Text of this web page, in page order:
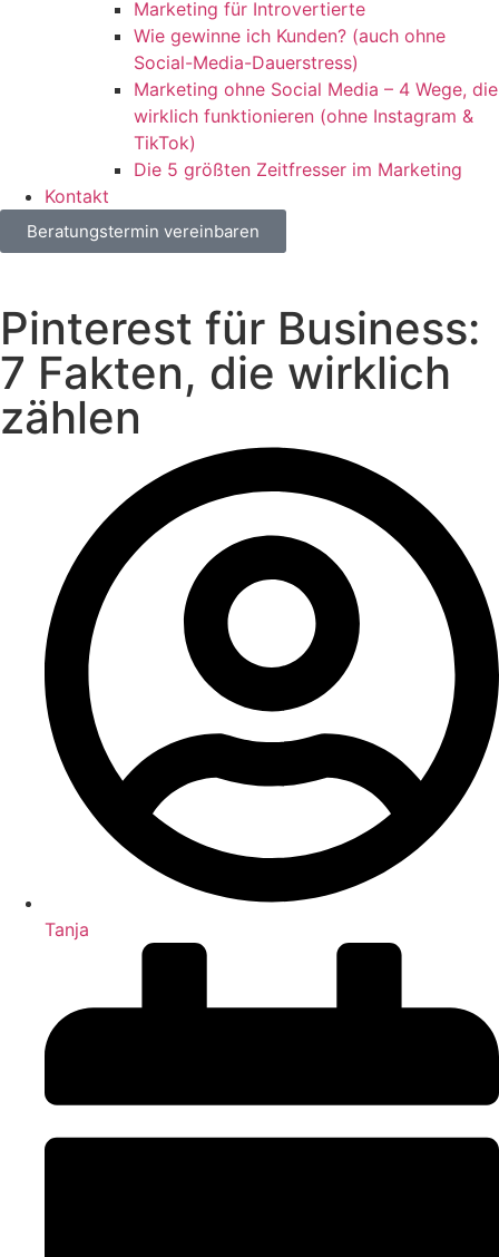
Marketing für Introvertierte
Wie gewinne ich Kunden? (auch ohne
Social-Media-Dauerstress)
Marketing ohne Social Media – 4 Wege, die
wirklich funktionieren (ohne Instagram &
TikTok)
Die 5 größten Zeitfresser im Marketing
Kontakt
Beratungstermin vereinbaren
Pinterest für Business:
7 Fakten, die wirklich
zählen
Tanja